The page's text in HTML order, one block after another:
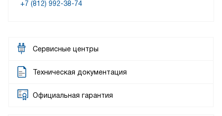
+7 (812) 992-38-74
Сервисные центры
Техническая документация
Официальная гарантия